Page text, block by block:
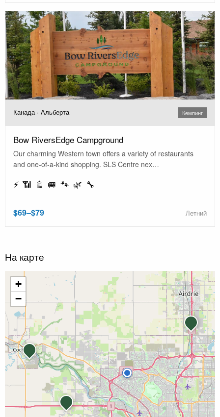
Канада · Альберта Кемпинг
Bow RiversEdge Campground
Our charming Western town offers a variety of restaurants
and one-of-a-kind shopping. SLS Centre nex…
⚡ 📶 🚿 🚐 🐾 🌿 🔧
$69–$79 Летний
На карте
+
−